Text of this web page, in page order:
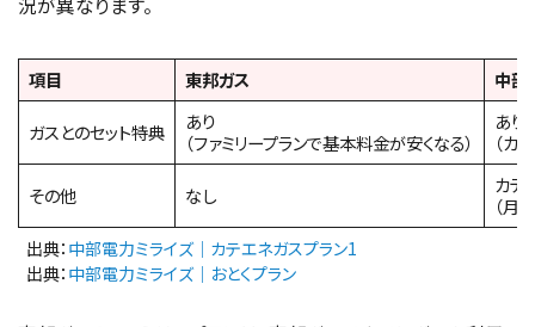
項目 東邦ガス 中部
ガスとのセット特典
あり
（ファミリープランで基本料金が安くなる）
あり
（カ
その他 なし
カテ
（月
出典： 中部電力ミライズ｜カテエネガスプラン1
出典： 中部電力ミライズ｜おとくプラン